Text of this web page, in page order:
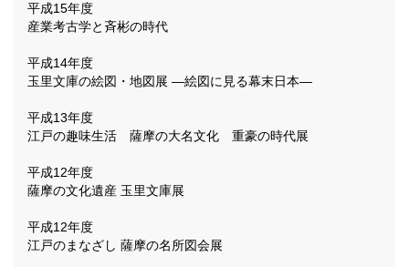
平成15年度
産業考古学と斉彬の時代
平成14年度
玉里文庫の絵図・地図展 ―絵図に見る幕末日本―
平成13年度
江戸の趣味生活 薩摩の大名文化 重豪の時代展
平成12年度
薩摩の文化遺産 玉里文庫展
平成12年度
江戸のまなざし 薩摩の名所図会展